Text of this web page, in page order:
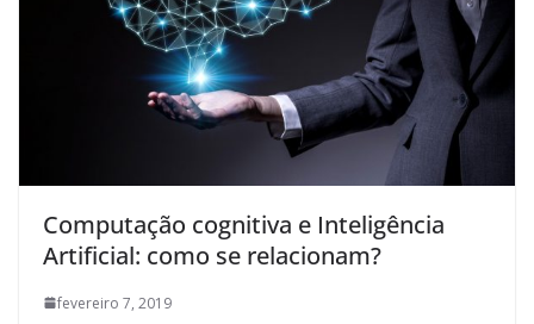
Computação cognitiva e Inteligência
Artificial: como se relacionam?
fevereiro 7, 2019